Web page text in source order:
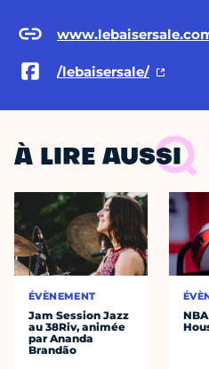
/lebaisersale/
À LIRE AUSSI
ÉVÈNEMENT
Jam Session Jazz
au 38Riv, animée
par Ananda
Brandão